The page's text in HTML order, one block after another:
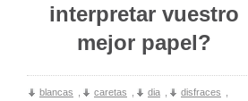
interpretar vuestro
mejor papel?
blancas caretas dia disfraces